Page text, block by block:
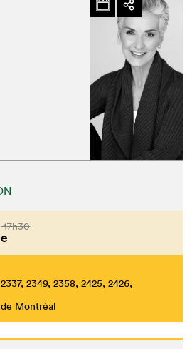
17h30
2349, 2358, 2425, 2426,
Montréal